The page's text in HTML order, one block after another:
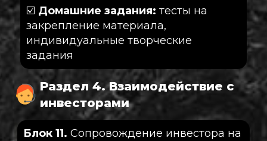
☑️ Домашние задания: тесты на
закрепление материала,
индивидуальные творческие
задания
Раздел 4. Взаимодействие с
инвесторами
Блок 11.Сопровождение инвестора на